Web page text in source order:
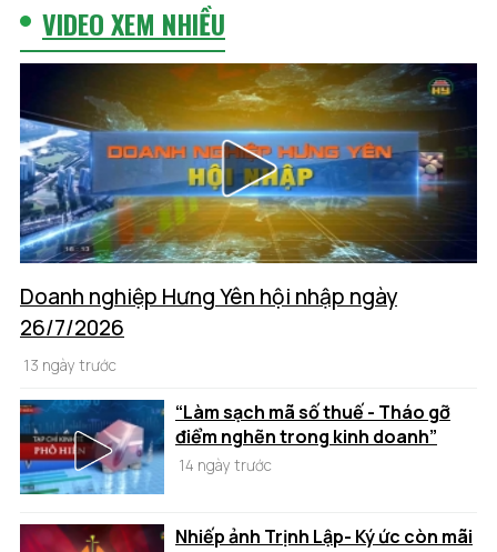
VIDEO XEM NHIỀU
Doanh nghiệp Hưng Yên hội nhập ngày
26/7/2026
13 ngày trước
“Làm sạch mã số thuế - Tháo gỡ
điểm nghẽn trong kinh doanh”
14 ngày trước
Nhiếp ảnh Trịnh Lập- Ký ức còn mãi